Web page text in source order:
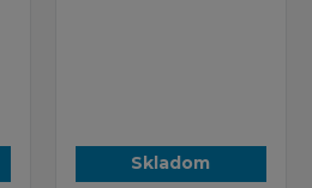
Skladom